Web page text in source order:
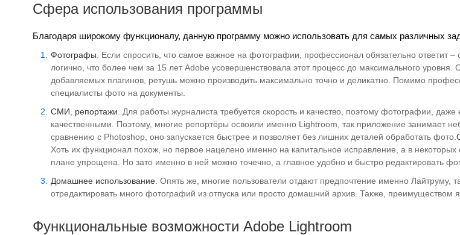
Сфера использования программы
Благодаря широкому функционалу, данную программу можно использовать для самых различных
Фотографы . Если спросить, что самое важное на фотографии, профессионал обязательно ответит
логично, что более чем за 15 лет Adobe усовершенствовала этот процесс до максимального
добавляемых плагинов, ретушь можно производить максимально точно и деликатно. Помимо
специалисты фото на документы.
СМИ
репортажи . Для работы журналиста требуется скорость и качество, поэтому фотографии,
качественными. Поэтому, многие репортёры освоили именно Lightroom, так приложение занимает
сравнению с Photoshop, оно запускается быстрее и позволяет без лишних деталей обработать фото.
Хоть их функционал похож, но первое нацелено именно на капитальное исправление, а в
плане упрощена. Но зато именно в ней можно точечно, а главное удобно и быстро редактировать
Домашнее использование. Опять же, многие пользователи отдают предпочтение именно Лайтруму,
отредактировать много фотографий из отпуска или просто домашний архив. Также, преимуществом
Функциональные возможности Adobe Lightroom